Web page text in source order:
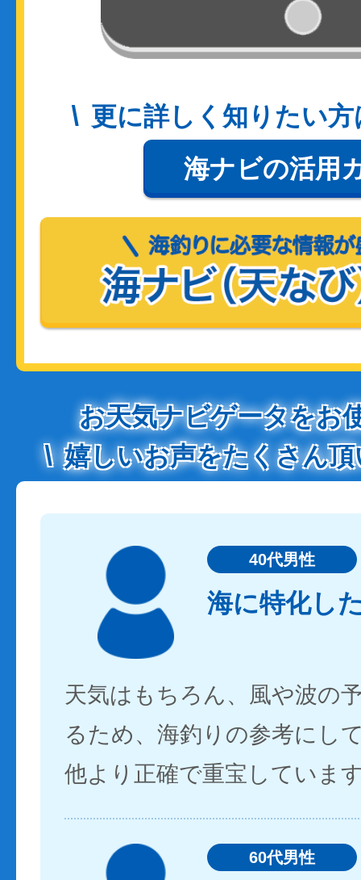
更に詳しく知りたい
海ナビの活用
お天気ナビゲータをお
嬉しいお声をたくさん
40代男性
海に特化し
天気はもちろん、風や波の
るため、海釣りの参考にし
他より正確で重宝していま
60代男性